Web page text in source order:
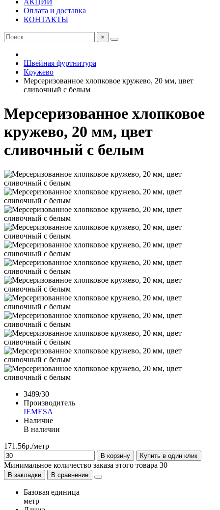
АКЦИИ
Оплата и доставка
КОНТАКТЫ
×
Швейная фуртнитура
Кружево
Мерсеризованное хлопковое кружево, 20 мм, цвет
сливочный с белым
Мерсеризованное хлопковое
кружево, 20 мм, цвет
сливочный с белым
3489/30
Производитель
IEMESA
Наличие
В наличии
171.56р./метр
В корзину Купить в один клик
Минимальное количество заказа этого товара 30
В закладки В сравнение
Базовая единица
метр